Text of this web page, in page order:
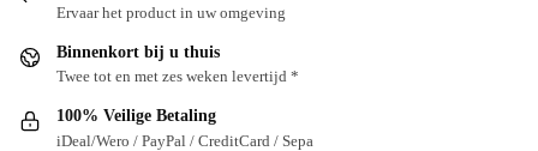
Ervaar het product in uw omgeving
Binnenkort bij u thuis
Twee tot en met zes weken levertijd *
100% Veilige Betaling
iDeal/Wero / PayPal / CreditCard / Sepa